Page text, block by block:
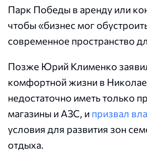
Парк Победы в аренду или
чтобы «бизнес мог
современное пространство
Позже Юрий Клименко
комфортной жизни в
недостаточно иметь только
магазины и АЗС, и призвал
условия для развития зон
отдыха.